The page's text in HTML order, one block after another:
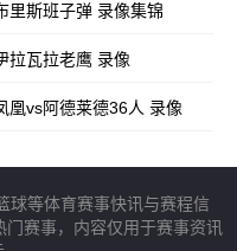
里斯班子弹 录像集锦
拉瓦拉老鹰 录像
凰vs阿德莱德36人 录像
球等体育赛事快讯与赛程信
赛事，内容仅用于赛事资讯